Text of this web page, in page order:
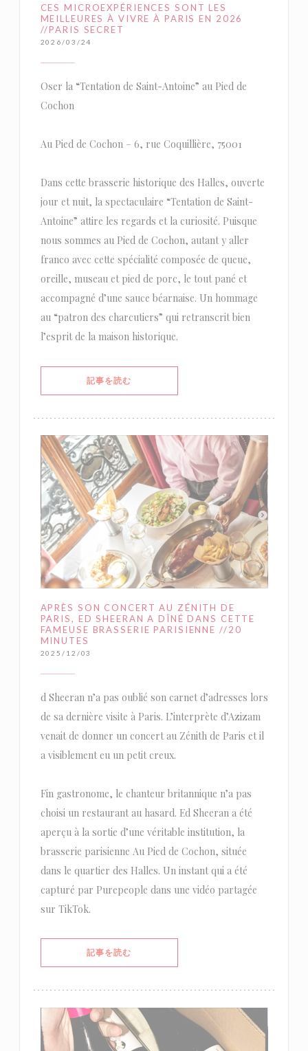
CES MICROEXPÉRIENCES SONT LES
MEILLEURES À VIVRE À PARIS EN 2026
//PARIS SECRET
2026/03/24
Oser la “Tentation de Saint-Antoine” au Pied de
Cochon
Au Pied de Cochon – 6, rue Coquillière, 75001
Dans cette brasserie historique des Halles, ouverte
jour et nuit, la spectaculaire “Tentation de Saint-
Antoine” attire les regards et la curiosité. Puisque
nous sommes au Pied de Cochon, autant y aller
franco avec cette spécialité composée de queue,
oreille, museau et pied de porc, le tout pané et
accompagné d’une sauce béarnaise. Un hommage
au “patron des charcutiers” qui retranscrit bien
l’esprit de la maison historique.
記事を読む
APRÈS SON CONCERT AU ZÉNITH DE
PARIS, ED SHEERAN A DÎNÉ DANS CETTE
FAMEUSE BRASSERIE PARISIENNE //20
MINUTES
2025/12/03
d Sheeran n’a pas oublié son carnet d’adresses lors
de sa dernière visite à Paris. L’interprète d’Azizam
venait de donner un concert au Zénith de Paris et il
a visiblement eu un petit creux.
Fin gastronome, le chanteur britannique n’a pas
choisi un restaurant au hasard. Ed Sheeran a été
aperçu à la sortie d’une véritable institution, la
brasserie parisienne Au Pied de Cochon, située
dans le quartier des Halles. Un instant qui a été
capturé par Purepeople dans une vidéo partagée
sur TikTok.
記事を読む